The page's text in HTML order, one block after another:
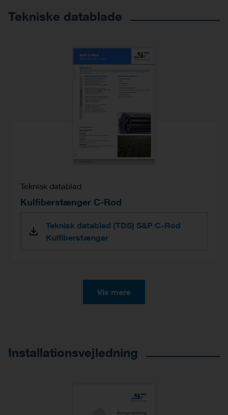
Tekniske datablade
Teknisk datablad
Kulfiberstænger C-Rod
Teknisk datablad (TDS) S&P C-Rod
Kulfiberstænger
Vis mere
Installationsvejledning